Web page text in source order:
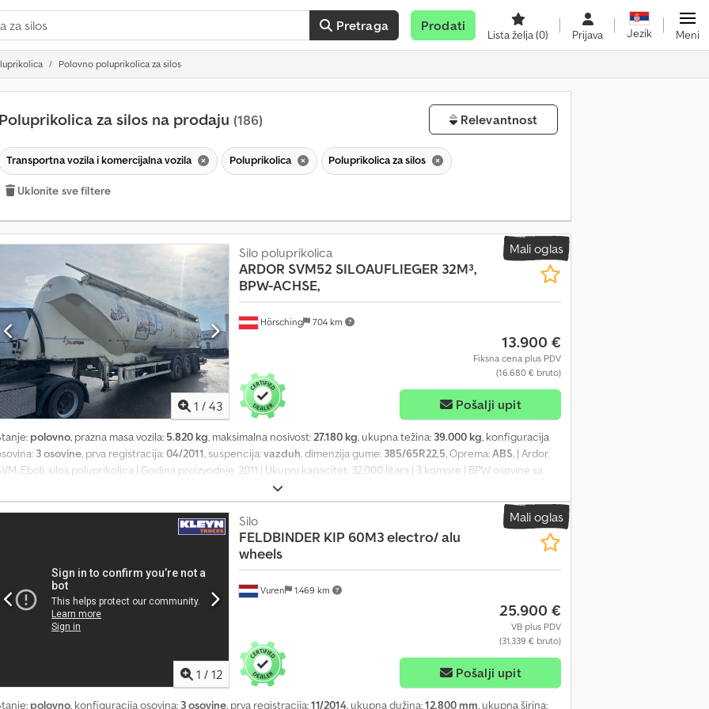
Pretraga Prodati
Lista želja(0) Prijava Jezik Meni
Polovno poluprikolica za silos
Poluprikolica za silos na prodaju (186) Relevantnost
Transportna vozila i komercijalna vozila Poluprikolica Poluprikolica za silos
Uklonite sve filtere
Mali oglas
1 / 43
Hörsching 704 km
Silo poluprikolica
ARDOR SVM52 SILOAUFLIEGER 32M³,
BPW-ACHSE,
13.900 €
Fiksna cena plus PDV
(16.680 € bruto)
Pošalji upit
polovno, prazna masa vozila: 5.820 kg, maksimalna nosivost:27.180 kg, ukupna težina: 39.000 kg, konfiguracija
3 osovine, prva registracija:04/2011, suspencija:vazduh, dimenzija gume: 385/65R22,5, Oprema:ABS, | Ardor
Eboli, silos poluprikolica | Godina proizvodnje: 2011 | Ukupni kapacitet: 32.000 litara | 3 komore | BPW osovine sa
disk kočnicama | Držač rezervnog točka | Austrijsko vozilo | Zadržavamo pravo na greške, unos i prethodnu prodaju
Defx Al Tsf
Mali oglas
1 / 12
Vuren 1.469 km
Silo
FELDBINDER KIP 60M3 electro/ alu
wheels
25.900 €
VB plus PDV
(31.339 € bruto)
Pošalji upit
polovno, konfiguracija osovina: 3 osovine, prva registracija:11/2014, ukupna dužina:12.800 mm, ukupna širina: